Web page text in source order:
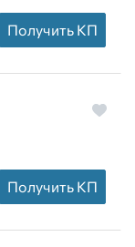
Получить КП
Получить КП